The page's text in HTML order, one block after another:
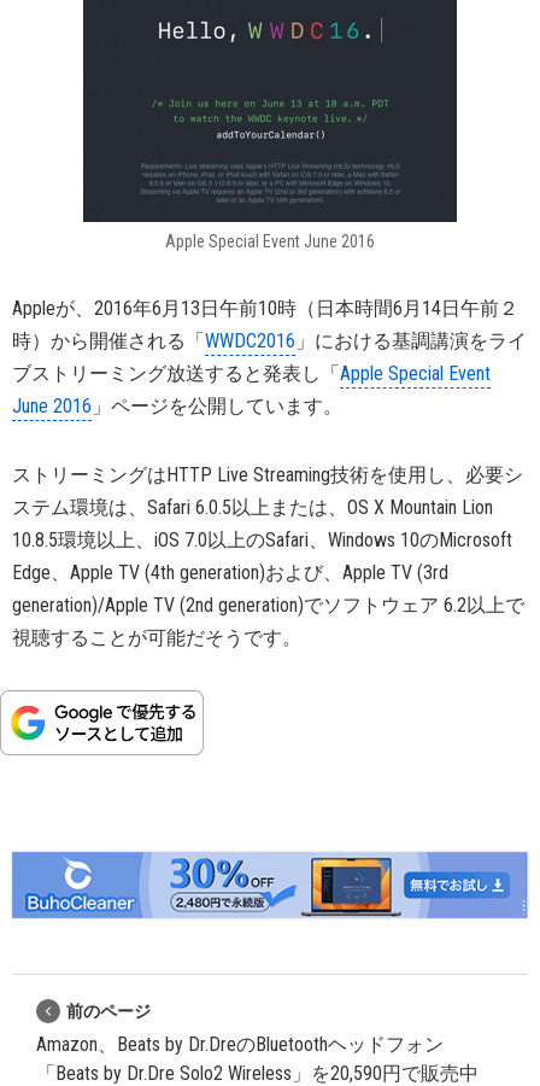
Apple Special Event June 2016
Appleが、2016年6月13日午前10時（日本時間6月14日午前２
時）から開催される「WWDC2016 」における基調講演をライ
ブストリーミング放送すると発表し「Apple Special Event
June 2016 」ページを公開しています。
ストリーミングはHTTP Live Streaming技術を使用し、必要シ
ステム環境は、Safari 6.0.5以上または、OS X Mountain Lion
10.8.5環境以上、iOS 7.0以上のSafari、Windows 10のMicrosoft
Edge、Apple TV (4th generation)および、Apple TV (3rd
generation)/Apple TV (2nd generation)でソフトウェア 6.2以上で
視聴することが可能だそうです。
前のページ
Amazon、Beats by Dr.DreのBluetoothヘッドフォン
「Beats by Dr.Dre Solo2 Wireless」を20,590円で販売中